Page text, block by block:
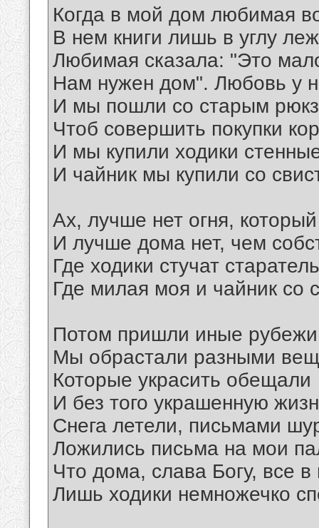
Когда в мой дом любимая
В нем книги лишь в углу
Любимая сказала: "Это
Нам нужен дом". Любовь у
И мы пошли со старым
Чтоб совершить покупки
И мы купили ходики
И чайник мы купили со
Ах, лучше нет огня, который
И лучше дома нет, чем
Где ходики стучат
Где милая моя и чайник со
Потом пришли иные
Мы обрастали разными
Которые украсить обещали
И без того украшенную
Снега летели, письмами
Ложились письма на мои
Что дома, слава Богу, все в
Лишь ходики немножечко